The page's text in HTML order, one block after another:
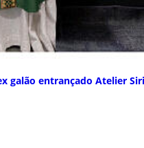
galão entrançado Atelier